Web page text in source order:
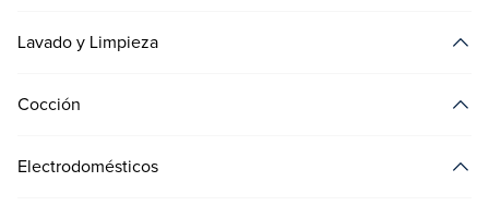
Lavado y Limpieza
Cocción
Electrodomésticos